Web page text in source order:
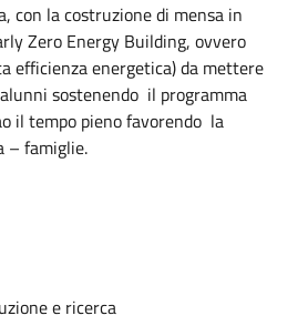
con la costruzione di mensa in
Zero Energy Building, ovvero
efficienza energetica) da mettere
sostenendo il programma
il tempo pieno favorendo la
– famiglie.
e ricerca